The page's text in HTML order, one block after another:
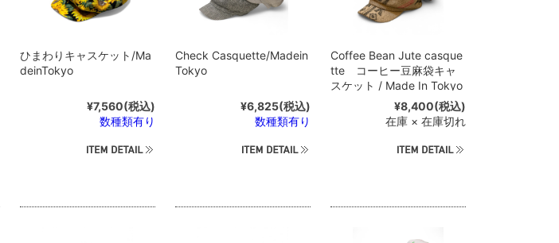
ひまわりキャスケット/Ma
deinTokyo
¥7,560(税込)
数種類有り
Check Casquette/Madein
Tokyo
¥6,825(税込)
数種類有り
Coffee Bean Jute casque
tte コーヒー豆麻袋キャ
スケット / Made In Tokyo
¥8,400(税込)
在庫 × 在庫切れ